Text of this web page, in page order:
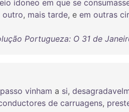
idoneo em que se
outro, mais tarde, e em outras
Portugueza: O 31 de
passo vinham a si,
de carruagens,